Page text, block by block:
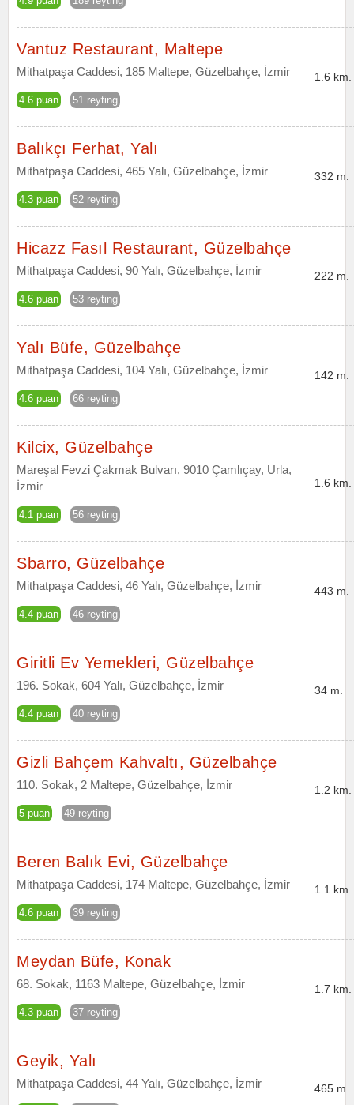
Vantuz Restaurant, Maltepe
Mithatpaşa Caddesi, 185 Maltepe, Güzelbahçe, İzmir
4.6 puan 51 reyting
1.6 km.
Balıkçı Ferhat, Yalı
Mithatpaşa Caddesi, 465 Yalı, Güzelbahçe, İzmir
4.3 puan 52 reyting
332 m.
Hicazz Fasıl Restaurant, Güzelbahçe
Mithatpaşa Caddesi, 90 Yalı, Güzelbahçe, İzmir
4.6 puan 53 reyting
222 m.
Yalı Büfe, Güzelbahçe
Mithatpaşa Caddesi, 104 Yalı, Güzelbahçe, İzmir
4.6 puan 66 reyting
142 m.
Kilcix, Güzelbahçe
Mareşal Fevzi Çakmak Bulvarı, 9010 Çamlıçay, Urla,
İzmir
4.1 puan 56 reyting
1.6 km.
Sbarro, Güzelbahçe
Mithatpaşa Caddesi, 46 Yalı, Güzelbahçe, İzmir
4.4 puan 46 reyting
443 m.
Giritli Ev Yemekleri, Güzelbahçe
196. Sokak, 604 Yalı, Güzelbahçe, İzmir
4.4 puan 40 reyting
34 m.
Gizli Bahçem Kahvaltı, Güzelbahçe
110. Sokak, 2 Maltepe, Güzelbahçe, İzmir
5 puan 49 reyting
1.2 km.
Beren Balık Evi, Güzelbahçe
Mithatpaşa Caddesi, 174 Maltepe, Güzelbahçe, İzmir
4.6 puan 39 reyting
1.1 km.
Meydan Büfe, Konak
68. Sokak, 1163 Maltepe, Güzelbahçe, İzmir
4.3 puan 37 reyting
1.7 km.
Geyik, Yalı
Mithatpaşa Caddesi, 44 Yalı, Güzelbahçe, İzmir 465 m.